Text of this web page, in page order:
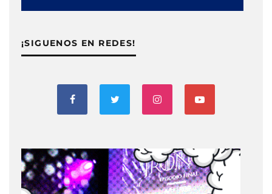
¡SIGUENOS EN REDES!